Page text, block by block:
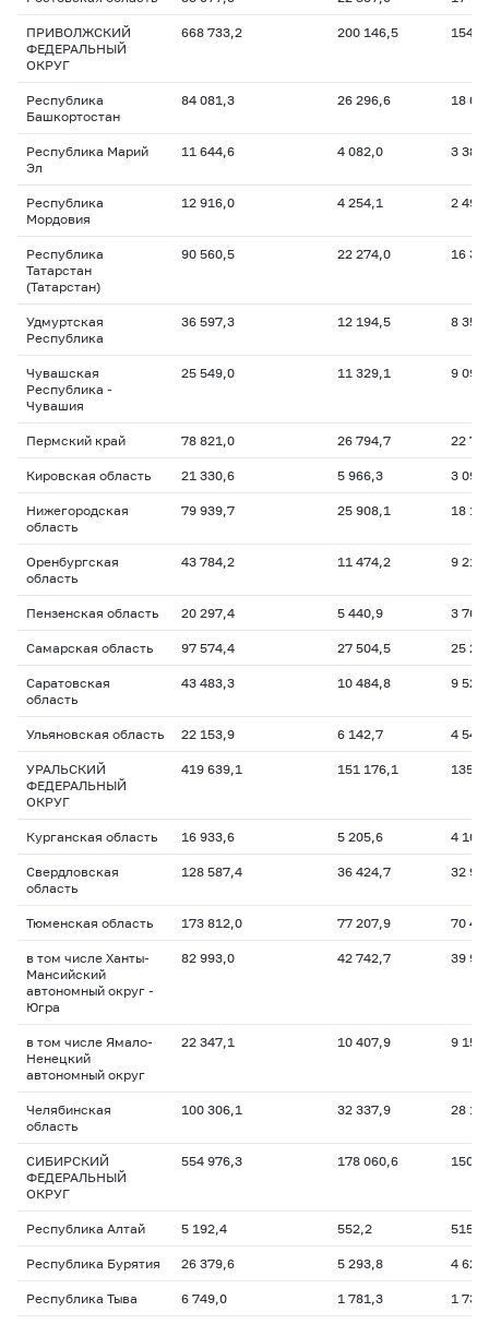
ПРИВОЛЖСКИЙ
ФЕДЕРАЛЬНЫЙ
ОКРУГ
668 733,2 200 146,5 154
Республика
Башкортостан
84 081,3 26 296,6 18
Республика Марий
Эл
11 644,6 4 082,0 3
Республика
Мордовия
12 916,0 4 254,1 2
Республика
Татарстан
(Татарстан)
90 560,5 22 274,0 16
Удмуртская
Республика
36 597,3 12 194,5 8
Чувашская
Республика -
Чувашия
25 549,0 11 329,1 9
Пермский край 78 821,0 26 794,7 22
Кировская область 21 330,6 5 966,3 3
Нижегородская
область
79 939,7 25 908,1 18
Оренбургская
область
43 784,2 11 474,2 9
Пензенская область 20 297,4 5 440,9 3
Самарская область 97 574,4 27 504,5 25
Саратовская
область
43 483,3 10 484,8 9
Ульяновская область 22 153,9 6 142,7 4
УРАЛЬСКИЙ
ФЕДЕРАЛЬНЫЙ
ОКРУГ
419 639,1 151 176,1 135
Курганская область 16 933,6 5 205,6 4
Свердловская
область
128 587,4 36 424,7 32
Тюменская область 173 812,0 77 207,9 70
в том числе Ханты-
Мансийский
автономный округ -
Югра
82 993,0 42 742,7 39
в том числе Ямало-
Ненецкий
автономный округ
22 347,1 10 407,9 9
Челябинская
область
100 306,1 32 337,9 28
СИБИРСКИЙ
ФЕДЕРАЛЬНЫЙ
ОКРУГ
554 976,3 178 060,6 150
Республика Алтай 5 192,4 552,2 515,1
Республика Бурятия 26 379,6 5 293,8 4
Республика Тыва 6 749,0 1 781,3 1